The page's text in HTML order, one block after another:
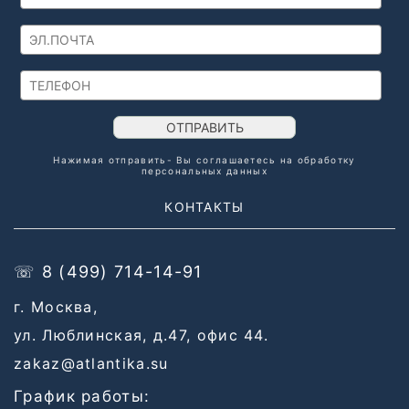
ОТПРАВИТЬ
Нажимая отправить- Вы соглашаетесь на обработку
персональных данных
КОНТАКТЫ
☏ 8 (499) 714-14-91
г. Москва,
ул. Люблинская, д.47, офис 44.
zakaz@atlantika.su
График работы: